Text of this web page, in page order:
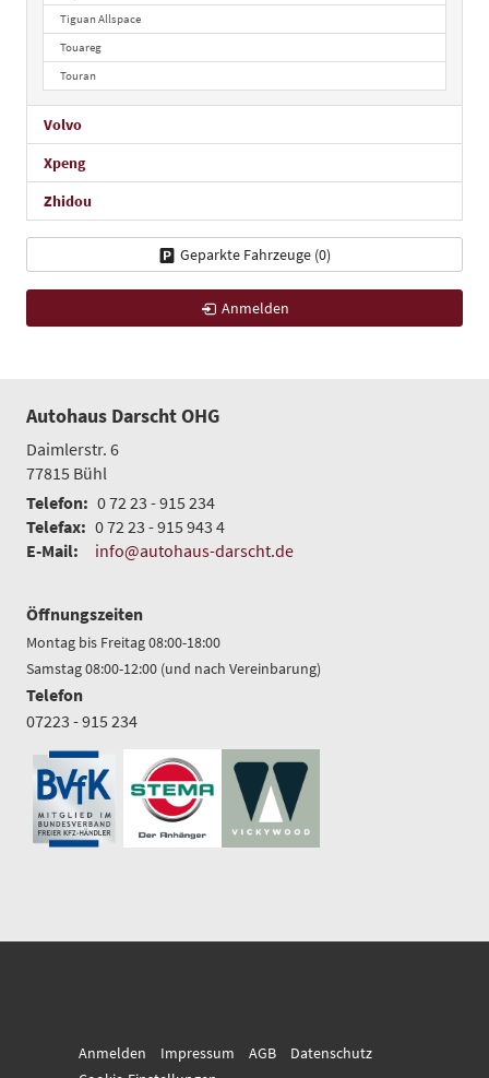
Tiguan Allspace
Touareg
Touran
Volvo
Xpeng
Zhidou
Geparkte Fahrzeuge (0)
Anmelden
Autohaus Darscht OHG
Daimlerstr. 6
77815 Bühl
Telefon: 0 72 23 - 915 234
Telefax: 0 72 23 - 915 943 4
E-Mail:
info@autohaus-darscht.de
Öffnungszeiten
Montag bis Freitag 08:00-18:00
Samstag 08:00-12:00 (und nach Vereinbarung)
Telefon
07223 - 915 234
Anmelden Impressum AGB
Datenschutz